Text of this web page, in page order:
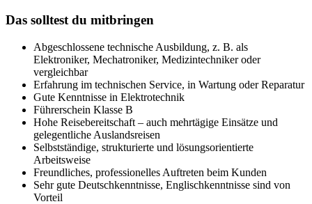
Das solltest du mitbringen
Abgeschlossene technische Ausbildung, z. B. als
Elektroniker, Mechatroniker, Medizintechniker oder
vergleichbar
Erfahrung im technischen Service, in Wartung oder Reparatur
Gute Kenntnisse in Elektrotechnik
Führerschein Klasse B
Hohe Reisebereitschaft – auch mehrtägige Einsätze und
gelegentliche Auslandsreisen
Selbstständige, strukturierte und lösungsorientierte
Arbeitsweise
Freundliches, professionelles Auftreten beim Kunden
Sehr gute Deutschkenntnisse, Englischkenntnisse sind von
Vorteil